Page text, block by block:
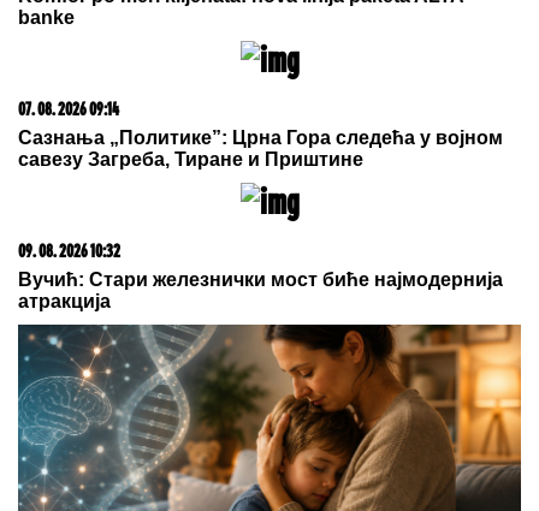
Obrisala bi ovaj intervju da može: Jovana Jeremić
mesi kiflice i bureke, a nekada je i ona radila isto!
"Kriminalci plaču kad me vide!"
Mnogi ne znaju čime se nekadašnji
voditelj Lude kuće bavi daleko od
"JA SAM TO SMISLILA!"Dino Melin
"Beograd", Ceca posle 30 godina
otkrila istinu: "Nudila sam je Marini"
by Aklamator